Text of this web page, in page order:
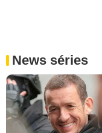
News séries